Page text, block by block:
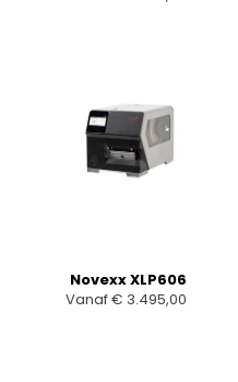
Novexx XLP606
Vanaf€ 3.495,00